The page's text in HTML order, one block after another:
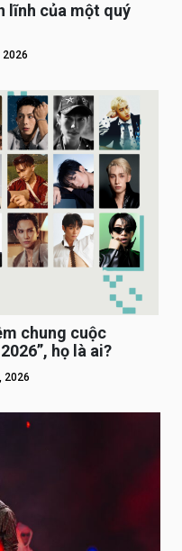
lĩnh của một quý
chung cuộc
họ là ai?
2026